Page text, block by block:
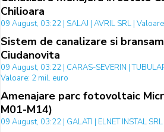
Chilioara
09 August, 03:22 | SALAJ | AVRIL SRL |
Sistem de canalizare si
Ciudanovita
09 August, 03:22 | CARAS-SEVERIN |
Valoare: 2 mil. euro
Amenajare parc fotovoltaic
M01-M14)
09 August, 03:22 | GALATI | ELNET INSTAL